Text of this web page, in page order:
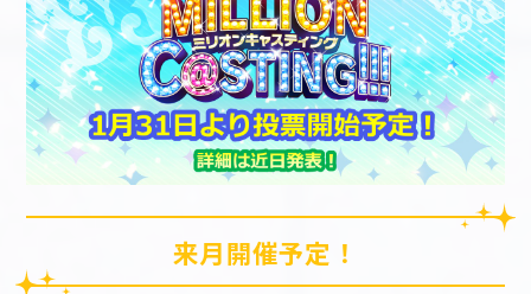
来月開催予定！